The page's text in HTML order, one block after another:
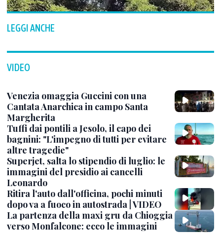
LEGGI ANCHE
VIDEO
Venezia omaggia Guccini con una
Cantata Anarchica in campo Santa
Margherita
Tuffi dai pontili a Jesolo, il capo dei
bagnini: "L'impegno di tutti per evitare
altre tragedie"
Superjet, salta lo stipendio di luglio: le
immagini del presidio ai cancelli
Leonardo
Ritira l'auto dall'officina, pochi minuti
dopo va a fuoco in autostrada | VIDEO
La partenza della maxi gru da Chioggia
verso Monfalcone: ecco le immagini